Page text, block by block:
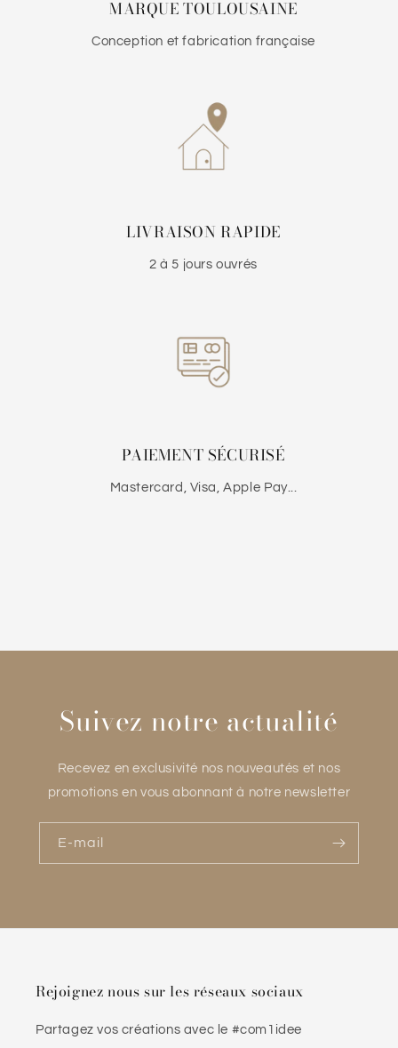
MARQUE TOULOUSAINE
Conception et fabrication française
LIVRAISON RAPIDE
2 à 5 jours ouvrés
PAIEMENT SÉCURISÉ
Mastercard, Visa, Apple Pay...
Suivez notre actualité
Recevez en exclusivité nos nouveautés et nos
promotions en vous abonnant à notre newsletter
E-mail
Rejoignez nous sur les réseaux sociaux
Partagez vos créations avec le #com1idee